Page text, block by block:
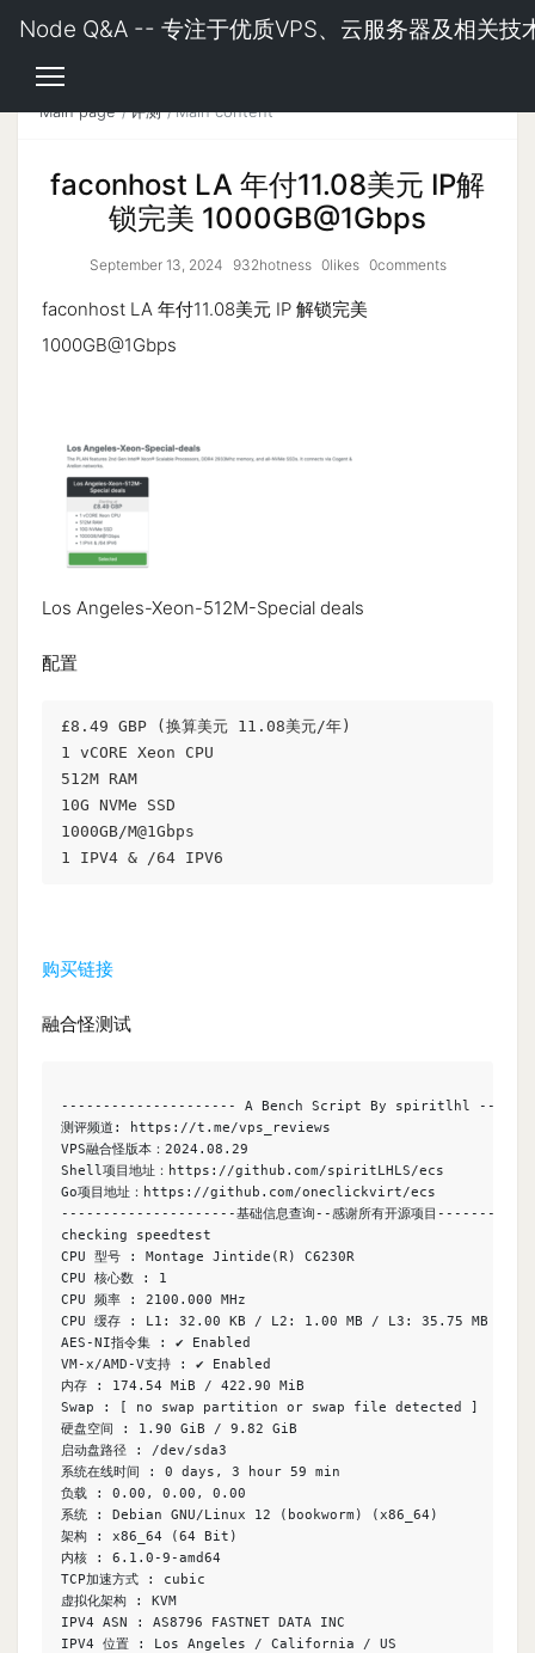
Node Q&A -- 专注于优质VPS、云服务器及相关技
Main page 评测 Main content
faconhost LA 年付11.08美元 IP解
锁完美 1000GB@1Gbps
September 13, 2024 932hotness 0likes 0comments
faconhost LA 年付11.08美元 IP 解锁完美
1000GB@1Gbps
Los Angeles-Xeon-512M-Special deals
配置
£8.49 GBP (换算美元 11.08美元/年)
1 vCORE Xeon CPU
512M RAM
10G NVMe SSD
1000GB/M@1Gbps
1 IPV4 & /64 IPV6
购买链接
融合怪测试
--------------------- A Bench Script By spiritlhl
测评频道: https://t.me/vps_reviews
VPS融合怪版本：2024.08.29
Shell项目地址：https://github.com/spiritLHLS/ecs
Go项目地址：https://github.com/oneclickvirt/ecs
---------------------基础信息查询--感谢所有开源项目
checking speedtest
CPU 型号 : Montage Jintide(R) C6230R
CPU 核心数 : 1
CPU 频率 : 2100.000 MHz
CPU 缓存 : L1: 32.00 KB / L2: 1.00 MB / L3: 35.75 MB
AES-NI指令集 : ✔ Enabled
VM-x/AMD-V支持 : ✔ Enabled
内存 : 174.54 MiB / 422.90 MiB
Swap : [ no swap partition or swap file detected ]
硬盘空间 : 1.90 GiB / 9.82 GiB
启动盘路径 : /dev/sda3
系统在线时间 : 0 days, 3 hour 59 min
负载 : 0.00, 0.00, 0.00
系统 : Debian GNU/Linux 12 (bookworm) (x86_64)
架构 : x86_64 (64 Bit)
内核 : 6.1.0-9-amd64
TCP加速方式 : cubic
虚拟化架构 : KVM
IPV4 ASN : AS8796 FASTNET DATA INC
IPV4 位置 : Los Angeles / California / US